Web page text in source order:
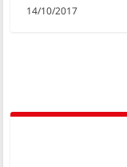
14/10/2017